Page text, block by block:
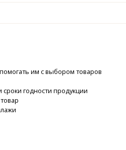
им с выбором товаров
сроки годности продукции